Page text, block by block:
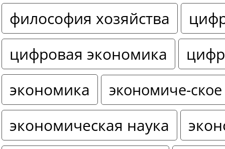
философия хозяйства
цифровая экономика
экономика
экономиче-
экономическая наука